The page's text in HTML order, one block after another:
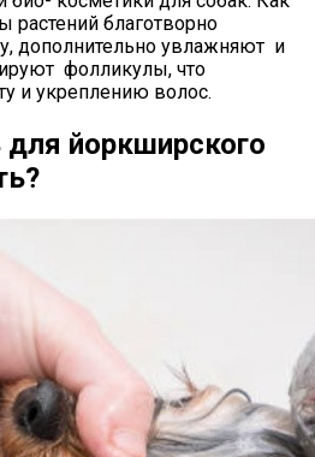
растений благотворно
дополнительно увлажняют и
фолликулы, что
и укреплению волос.
йоркширского